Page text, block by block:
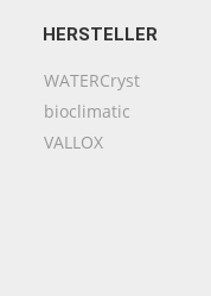
HERSTELLER
WATERCryst
bioclimatic
VALLOX